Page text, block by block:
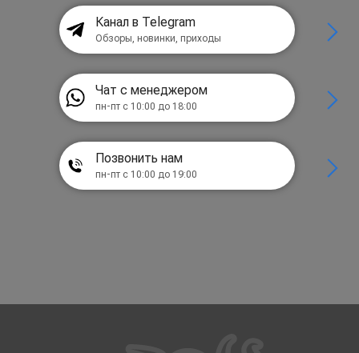
Канал в Telegram
Обзоры, новинки, приходы
Чат с менеджером
пн-пт с 10:00 до 18:00
Позвонить нам
пн-пт с 10:00 до 19:00